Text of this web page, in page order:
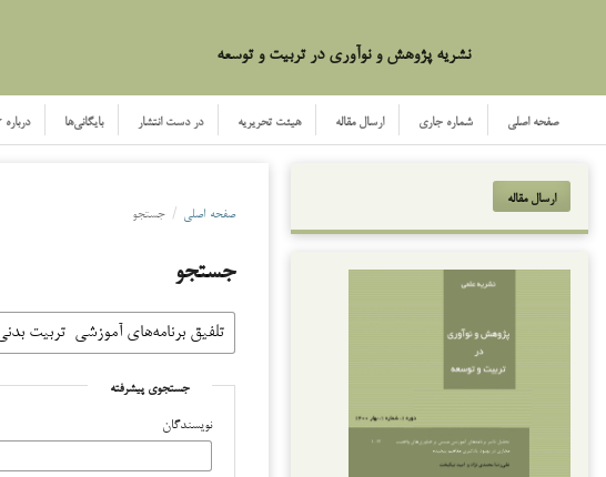
نشریه پژوهش و نوآوری در تربیت و توسعه
صفحه اصلی شماره جاری ارسال مقاله هیئت تحریریه در دست انتشار بایگانی‌ها درباره
ارسال مقاله
صفحه اصلی / جستجو
جستجو
جستجوی پیشرفته
نویسندگان